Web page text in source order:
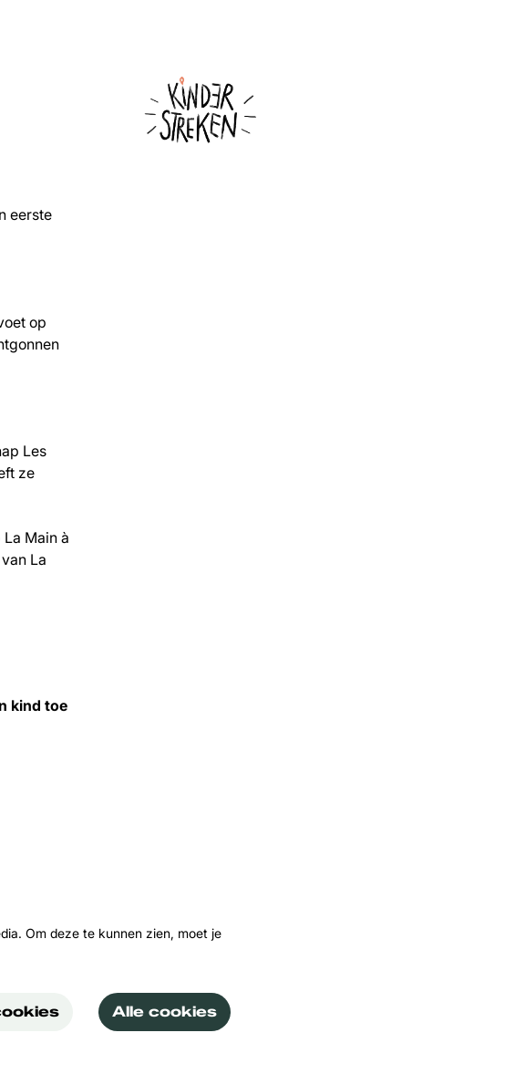
eerste
op
Les
ze
Main à
La
kind toe
Om deze te kunnen zien, moet je
Alle cookies